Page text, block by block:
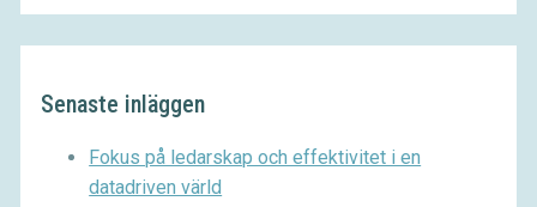
Senaste inläggen
Fokus på ledarskap och effektivitet i en
datadriven värld